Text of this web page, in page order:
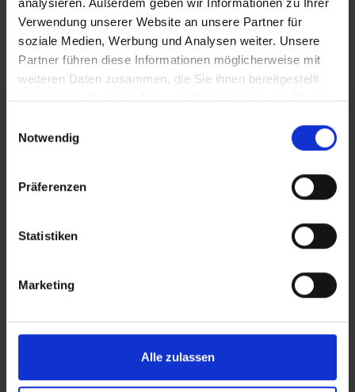
Verwendung unserer Website an unsere Partner für
soziale Medien, Werbung und Analysen weiter. Unsere
Partner führen diese Informationen möglicherweise mit
weiteren Daten zusammen, die Sie ihnen bereitgestellt
haben oder die sie im Rahmen Ihrer Nutzung der Dienste
Notwendig
Präferenzen
Statistiken
Marketing
Alle zulassen
RSS FEED
FÖRDERER DES SPORTS IN SACHSEN-ANHALT
© Land Sachsen-Anhalt